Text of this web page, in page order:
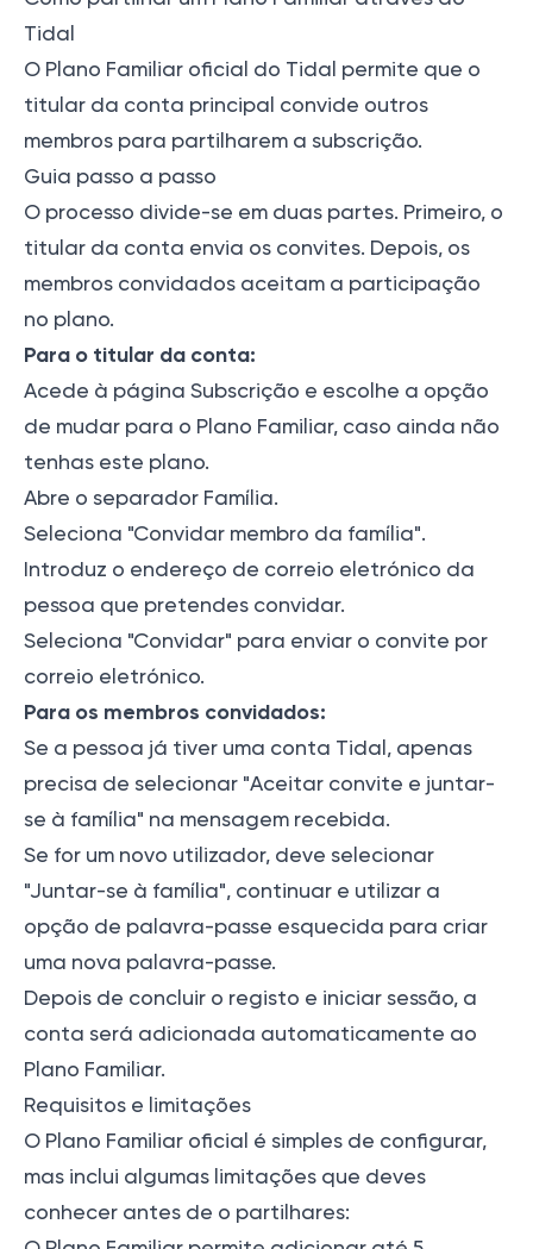
Tidal
O Plano Familiar oficial do Tidal permite que o
titular da conta principal convide outros
membros para partilharem a subscrição.
Guia passo a passo
O processo divide-se em duas partes. Primeiro, o
titular da conta envia os convites. Depois, os
membros convidados aceitam a participação
no plano.
Para o titular da conta:
Acede à página Subscrição e escolhe a opção
de mudar para o Plano Familiar, caso ainda não
tenhas este plano.
Abre o separador Família.
Seleciona "Convidar membro da família".
Introduz o endereço de correio eletrónico da
pessoa que pretendes convidar.
Seleciona "Convidar" para enviar o convite por
correio eletrónico.
Para os membros convidados:
Se a pessoa já tiver uma conta Tidal, apenas
precisa de selecionar "Aceitar convite e juntar-
se à família" na mensagem recebida.
Se for um novo utilizador, deve selecionar
"Juntar-se à família", continuar e utilizar a
opção de palavra-passe esquecida para criar
uma nova palavra-passe.
Depois de concluir o registo e iniciar sessão, a
conta será adicionada automaticamente ao
Plano Familiar.
Requisitos e limitações
O Plano Familiar oficial é simples de configurar,
mas inclui algumas limitações que deves
conhecer antes de o partilhares: